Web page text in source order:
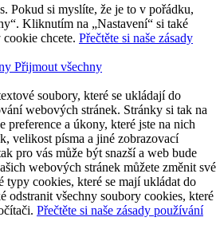
Pokud si myslíte, že je to v pořádku,
Kliknutím na „Nastavení“ si také
chcete. Přečtěte si naše zásady
Přijmout všechny
soubory, které se ukládají do
webových stránek. Stránky si tak na
preference a úkony, které jste na nich
velikost písma a jiné zobrazovací
pro vás může být snazší a web bude
webových stránek můžete změnit své
typy cookies, které se mají ukládat do
odstranit všechny soubory cookies, které
Přečtěte si naše zásady používání